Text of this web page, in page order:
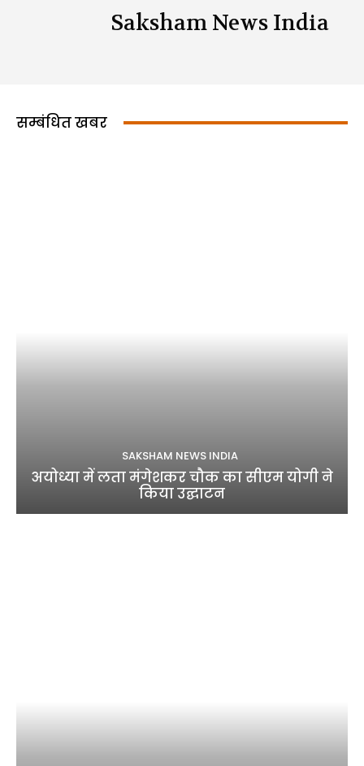
Saksham News India
सम्बंधित खबर
SAKSHAM NEWS INDIA
अयोध्या में लता मंगेशकर चौक का सीएम योगी ने
किया उद्घाटन